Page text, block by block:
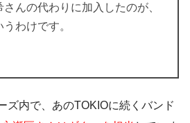
さんの代わりに加入 したのが、
わけです。
ズ内で、あのTOKIOに続くバンド